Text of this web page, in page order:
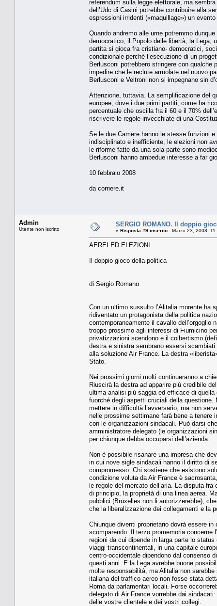
referendum sulla legge elettorale, ma
dell’Udc di Casini potrebbe contribuire alla
espressioni irridenti («maquillage») un
Quando andremo alle urne potremmo
democratico, il Popolo delle libertà, la Lega,
partita si gioca fra cristiano- democratici,
condizionale perché l’esecuzione di un
Berlusconi potrebbero stringere con
impedire che le reclute arruolate nel nuovo
Berlusconi e Veltroni non si impegnano sin
Attenzione, tuttavia. La semplificazione del
europee, dove i due primi partiti, come ha
percentuale che oscilla fra il 60 e il 70%
riscrivere le regole invecchiate di una
Se le due Camere hanno le stesse funzioni
indisciplinato e inefficiente, le elezioni non
le riforme fatte da una sola parte sono
Berlusconi hanno ambedue interesse a far
10 febbraio 2008
da corriere.it
Admin
Utente non iscritto
SERGIO ROMANO. Il doppio
« Risposta #9 inserito:: Marzo 23, 2008,
AEREI ED ELEZIONI
Il doppio gioco della politica
di Sergio Romano
Con un ultimo sussulto l’Alitalia morente ha
ridiventato un protagonista della politica
contemporaneamente il cavallo
troppo prossimo agli interessi di Fiumicino
privatizzazioni scendono e il colbertismo
destra e sinistra sembrano essersi
alla soluzione Air France. La destra
Stato.
Nei prossimi giorni molti continueranno a
Riuscirà la destra ad apparire più credibile
ultima analisi più saggia ed efficace di
fuorché degli aspetti cruciali della
mettere in difficoltà l’avversario, ma non
nelle prossime settimane farà bene a tenere
con le organizzazioni sindacali. Può darsi
amministratore delegato (le organizzazioni
per chiunque debba occuparsi dell’azienda.
Non è possibile risanare una impresa che
in cui nove sigle sindacali hanno il diritto di
compromesso. Chi sostiene che esistono
condizione voluta da Air France è
le regole del mercato dell’aria. La disputa
di principio, la proprietà di una linea aerea.
pubblici (Bruxelles non li autorizzerebbe),
che la liberalizzazione dei collegamenti e la
Chiunque diventi proprietario dovrà essere
scomparendo. Il terzo promemoria concerne
regioni da cui dipende in larga parte lo
viaggi transcontinentali, in una capitale
centro-occidentale dipendono dal consenso
questi anni. E la Lega avrebbe buone
molte responsabilità, ma Alitalia non
italiana del traffico aereo non fosse stata
Roma da parlamentari locali. Forse
delegato di Air France vorrebbe dai
delle vostre clientele e dei vostri collegi.